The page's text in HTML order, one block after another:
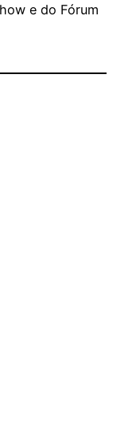
e do Fórum